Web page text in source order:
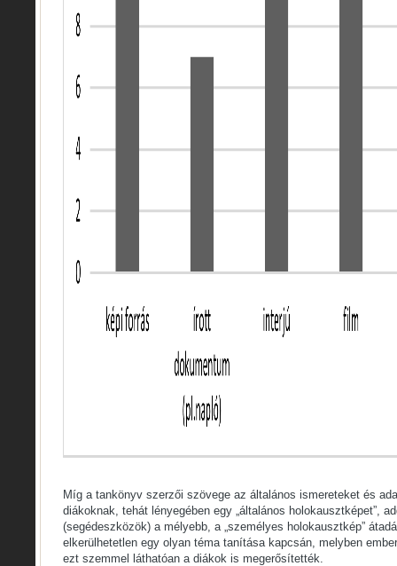
Míg a tankönyv szerzői szövege az általános ismereteket és
diákoknak, tehát lényegében egy „általános holokausztképet”,
(segédeszközök) a mélyebb, a „személyes holokausztkép”
elkerülhetetlen egy olyan téma tanítása kapcsán, melyben
ezt szemmel láthatóan a diákok is megerősítették.